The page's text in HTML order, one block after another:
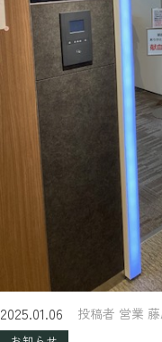
2025.01.06 投稿者 営業